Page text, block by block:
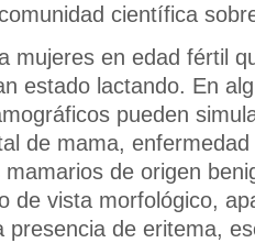
científica
mujeres en edad fértil
estado lactando. En
pueden
de mama,
de origen
de vista morfológico,
presencia de eritema,